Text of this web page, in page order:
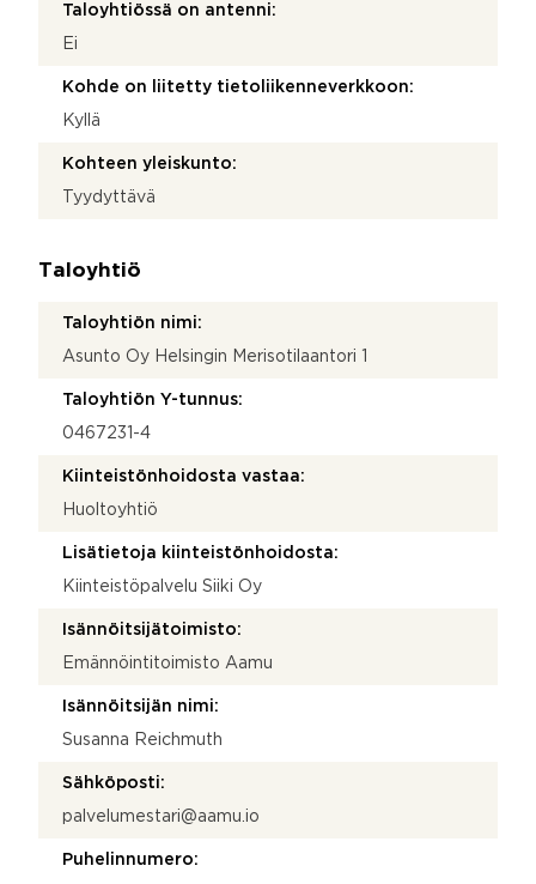
Taloyhtiössä on antenni:
Ei
Kohde on liitetty tietoliikenneverkkoon:
Kyllä
Kohteen yleiskunto:
Tyydyttävä
Taloyhtiö
Taloyhtiön nimi:
Asunto Oy Helsingin Merisotilaantori 1
Taloyhtiön Y-tunnus:
0467231-4
Kiinteistönhoidosta vastaa:
Huoltoyhtiö
Lisätietoja kiinteistönhoidosta:
Kiinteistöpalvelu Siiki Oy
Isännöitsijätoimisto:
Emännöintitoimisto Aamu
Isännöitsijän nimi:
Susanna Reichmuth
Sähköposti:
palvelumestari@aamu.io
Puhelinnumero: